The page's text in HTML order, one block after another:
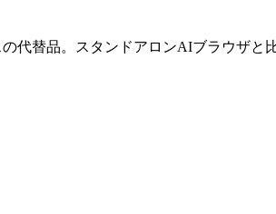
代替品。スタンドアロンAIブラウザと